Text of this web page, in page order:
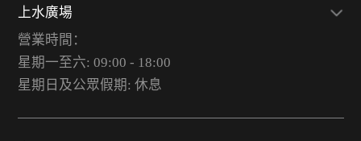
上水廣場
營業時間：
星期一至六: 09:00 - 18:00
星期日及公眾假期: 休息